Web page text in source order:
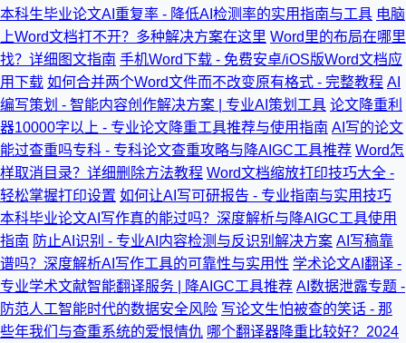
本科生毕业论文AI重复率 - 降低AI检测率的实用指南与工具 电脑
上Word文档打不开？多种解决方案在这里 Word里的布局在哪里
找？详细图文指南 手机Word下载 - 免费安卓/iOS版Word文档应
用下载 如何合并两个Word文件而不改变原有格式 - 完整教程 AI
编写策划 - 智能内容创作解决方案 | 专业AI策划工具 论文降重利
器10000字以上 - 专业论文降重工具推荐与使用指南 AI写的论文
能过查重吗专科 - 专科论文查重攻略与降AIGC工具推荐 Word怎
样取消目录？详细删除方法教程 Word文档缩放打印技巧大全 -
轻松掌握打印设置 如何让AI写可研报告 - 专业指南与实用技巧
本科毕业论文AI写作真的能过吗？深度解析与降AIGC工具使用
指南 防止AI识别 - 专业AI内容检测与反识别解决方案 AI写稿靠
谱吗？深度解析AI写作工具的可靠性与实用性 学术论文AI翻译 -
专业学术文献智能翻译服务 | 降AIGC工具推荐 AI数据泄露专题 -
防范人工智能时代的数据安全风险 写论文生怕被查的笑话 - 那
些年我们与查重系统的爱恨情仇 哪个翻译器降重比较好？2024